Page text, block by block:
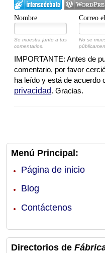
Nombre Correo
Se muestra junto a tus
comentarios.
No se
IMPORTANTE: Antes de
comentario, por favor
ha leído y está de acuerdo
privacidad. Gracias.
Menú Principal:
Página de inicio
Blog
Contáctenos
Directorios de